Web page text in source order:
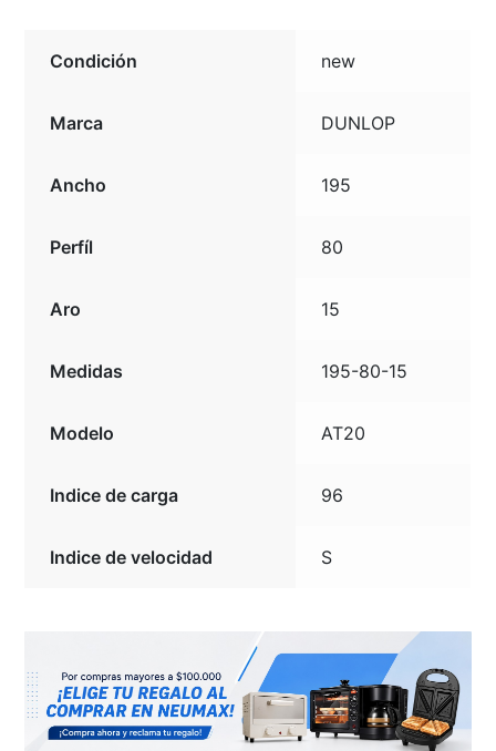
Condición new
Marca DUNLOP
Ancho 195
Perfíl 80
Aro 15
Medidas 195-80-15
Modelo AT20
Indice de carga 96
Indice de velocidad S